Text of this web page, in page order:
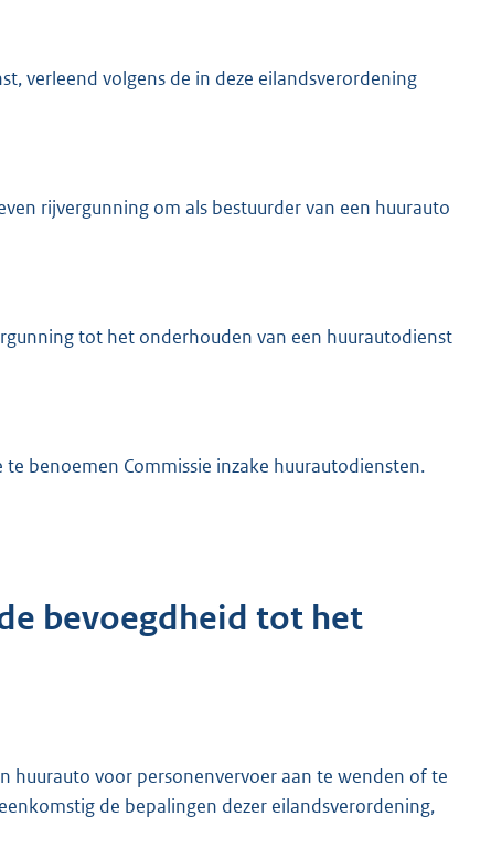
verleend volgens de in deze eilandsverordening
rijvergunning om als bestuurder van een huurauto
tot het onderhouden van een huurautodienst
benoemen Commissie inzake huurautodiensten.
bevoegdheid tot het
huurauto voor personenvervoer aan te wenden of te
de bepalingen dezer eilandsverordening,